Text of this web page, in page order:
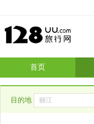
首页
目的地